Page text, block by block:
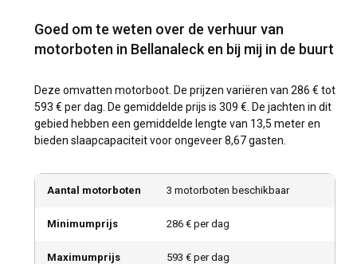
Goed om te weten over de verhuur van
motorboten in Bellanaleck en bij mij in de buurt
Deze omvatten motorboot. De prijzen variëren van 286 € tot
593 € per dag. De gemiddelde prijs is 309 €. De jachten in dit
gebied hebben een gemiddelde lengte van 13,5 meter en
bieden slaapcapaciteit voor ongeveer 8,67 gasten.
Aantal motorboten 3 motorboten beschikbaar
Minimumprijs 286 € per dag
Maximumprijs 593 € per dag